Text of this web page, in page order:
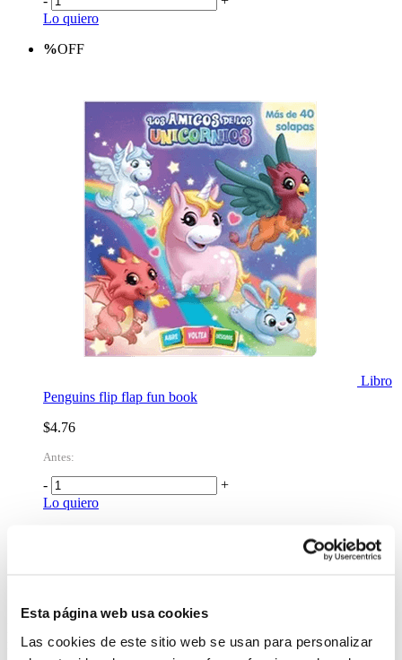
Esta página web usa cookies
Las cookies de este sitio web se usan para personalizar
Lo quiero
%OFF
Libro
Penguins flip flap fun book
$4.76
Antes:
-
+
Lo quiero
ms